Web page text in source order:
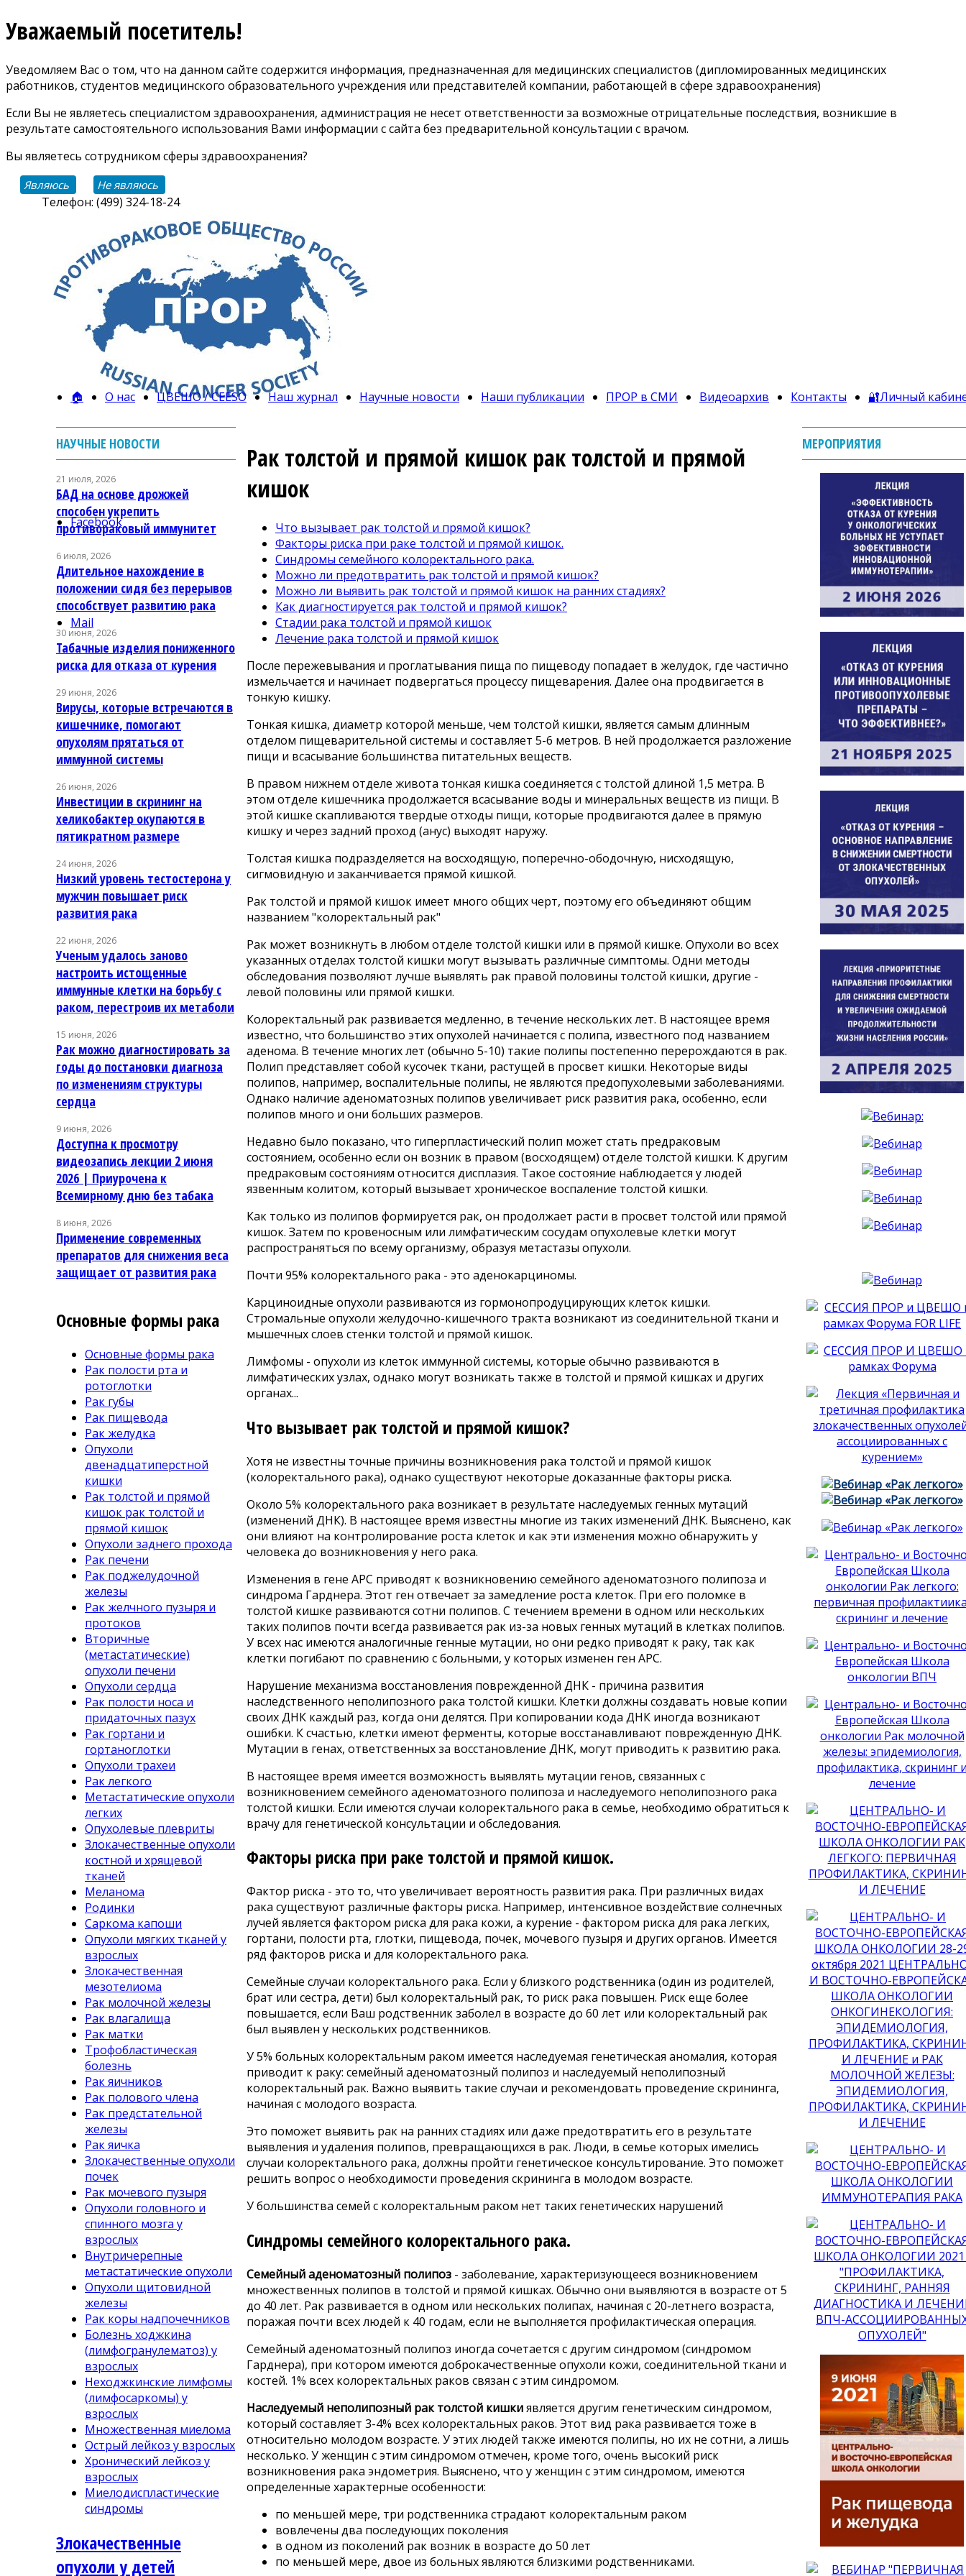
Уважаемый посетитель!
Уведомляем Вас о том, что на данном сайте содержится информация, предназначенная для медицинских специалистов (дипломированных медицинских
работников, студентов медицинского образовательного учреждения или представителей компании, работающей в сфере здравоохранения)
Если Вы не являетесь специалистом здравоохранения, администрация не несет ответственности за возможные отрицательные последствия, возникшие в
результате самостоятельного использования Вами информации с сайта без предварительной консультации с врачом.
Вы являетесь сотрудником сферы здравоохранения?
Являюсь Не являюсь
Телефон: (499) 324-18-24
Facebook
Mail
🏠 О нас ЦВЕШО / CEESO Наш журнал Научные новости Наши публикации ПРОР в СМИ Видеоархив Контакты 🔐Личный
Рак толстой и прямой кишок рак толстой и прямой
кишок
Что вызывает рак толстой и прямой кишок?
Факторы риска при раке толстой и прямой кишок.
Синдромы семейного колоректального рака.
Можно ли предотвратить рак толстой и прямой кишок?
Можно ли выявить рак толстой и прямой кишок на ранних стадиях?
Как диагностируется рак толстой и прямой кишок?
Стадии рака толстой и прямой кишок
Лечение рака толстой и прямой кишок
После пережевывания и проглатывания пища по пищеводу попадает в желудок, где частично
измельчается и начинает подвергаться процессу пищеварения. Далее она продвигается в
тонкую кишку.
Тонкая кишка, диаметр которой меньше, чем толстой кишки, является самым длинным
отделом пищеварительной системы и составляет 5-6 метров. В ней продолжается разложение
пищи и всасывание большинства питательных веществ.
В правом нижнем отделе живота тонкая кишка соединяется с толстой длиной 1,5 метра. В
этом отделе кишечника продолжается всасывание воды и минеральных веществ из пищи. В
этой кишке скапливаются твердые отходы пищи, которые продвигаются далее в прямую
кишку и через задний проход (анус) выходят наружу.
Толстая кишка подразделяется на восходящую, поперечно-ободочную, нисходящую,
сигмовидную и заканчивается прямой кишкой.
Рак толстой и прямой кишок имеет много общих черт, поэтому его объединяют общим
названием "колоректальный рак"
Рак может возникнуть в любом отделе толстой кишки или в прямой кишке. Опухоли во всех
указанных отделах толстой кишки могут вызывать различные симптомы. Одни методы
обследования позволяют лучше выявлять рак правой половины толстой кишки, другие -
левой половины или прямой кишки.
Колоректальный рак развивается медленно, в течение нескольких лет. В настоящее время
известно, что большинство этих опухолей начинается с полипа, известного под названием
аденома. В течение многих лет (обычно 5-10) такие полипы постепенно перерождаются в рак.
Полип представляет собой кусочек ткани, растущей в просвет кишки. Некоторые виды
полипов, например, воспалительные полипы, не являются предопухолевыми заболеваниями.
Однако наличие аденоматозных полипов увеличивает риск развития рака, особенно, если
полипов много и они больших размеров.
Недавно было показано, что гиперпластический полип может стать предраковым
состоянием, особенно если он возник в правом (восходящем) отделе толстой кишки. К другим
предраковым состояниям относится дисплазия. Такое состояние наблюдается у людей
язвенным колитом, который вызывает хроническое воспаление толстой кишки.
Как только из полипов формируется рак, он продолжает расти в просвет толстой или прямой
кишок. Затем по кровеносным или лимфатическим сосудам опухолевые клетки могут
распространяться по всему организму, образуя метастазы опухоли.
Почти 95% колоректального рака - это аденокарциномы.
Карциноидные опухоли развиваются из гормонопродуцирующих клеток кишки.
Стромальные опухоли желудочно-кишечного тракта возникают из соединительной ткани и
мышечных слоев стенки толстой и прямой кишок.
Лимфомы - опухоли из клеток иммунной системы, которые обычно развиваются в
лимфатических узлах, однако могут возникать также в толстой и прямой кишках и других
органах...
Что вызывает рак толстой и прямой кишок?
Хотя не известны точные причины возникновения рака толстой и прямой кишок
(колоректального рака), однако существуют некоторые доказанные факторы риска.
Около 5% колоректального рака возникает в результате наследуемых генных мутаций
(изменений ДНК). В настоящее время известны многие из таких изменений ДНК. Выяснено, как
они влияют на контролирование роста клеток и как эти изменения можно обнаружить у
человека до возникновения у него рака.
Изменения в гене АРС приводят к возникновению семейного аденоматозного полипоза и
синдрома Гарднера. Этот ген отвечает за замедление роста клеток. При его поломке в
толстой кишке развиваются сотни полипов. С течением времени в одном или нескольких
таких полипов почти всегда развивается рак из-за новых генных мутаций в клетках полипов.
У всех нас имеются аналогичные генные мутации, но они редко приводят к раку, так как
клетки погибают по сравнению с больными, у которых изменен ген АРС.
Нарушение механизма восстановления поврежденной ДНК - причина развития
наследственного неполипозного рака толстой кишки. Клетки должны создавать новые копии
своих ДНК каждый раз, когда они делятся. При копировании кода ДНК иногда возникают
ошибки. К счастью, клетки имеют ферменты, которые восстанавливают поврежденную ДНК.
Мутации в генах, ответственных за восстановление ДНК, могут приводить к развитию рака.
В настоящее время имеется возможность выявлять мутации генов, связанных с
возникновением семейного аденоматозного полипоза и наследуемого неполипозного рака
толстой кишки. Если имеются случаи колоректального рака в семье, необходимо обратиться к
врачу для генетической консультации и обследования.
Факторы риска при раке толстой и прямой кишок.
Фактор риска - это то, что увеличивает вероятность развития рака. При различных видах
рака существуют различные факторы риска. Например, интенсивное воздействие солнечных
лучей является фактором риска для рака кожи, а курение - фактором риска для рака легких,
гортани, полости рта, глотки, пищевода, почек, мочевого пузыря и других органов. Имеется
ряд факторов риска и для колоректального рака.
Семейные случаи колоректального рака. Если у близкого родственника (один из родителей,
брат или сестра, дети) был колоректальный рак, то риск рака повышен. Риск еще более
повышается, если Ваш родственник заболел в возрасте до 60 лет или колоректальный рак
был выявлен у нескольких родственников.
У 5% больных колоректальным раком имеется наследуемая генетическая аномалия, которая
приводит к раку: семейный аденоматозный полипоз и наследуемый неполипозный
колоректальный рак. Важно выявить такие случаи и рекомендовать проведение скрининга,
начиная с молодого возраста.
Это поможет выявить рак на ранних стадиях или даже предотвратить его в результате
выявления и удаления полипов, превращающихся в рак. Люди, в семье которых имелись
случаи колоректального рака, должны пройти генетическое консультирование. Это поможет
решить вопрос о необходимости проведения скрининга в молодом возрасте.
У большинства семей с колоректальным раком нет таких генетических нарушений
Синдромы семейного колоректального рака.
Семейный аденоматозный полипоз - заболевание, характеризующееся возникновением
множественных полипов в толстой и прямой кишках. Обычно они выявляются в возрасте от 5
до 40 лет. Рак развивается в одном или нескольких полипах, начиная с 20-летнего возраста,
поражая почти всех людей к 40 годам, если не выполняется профилактическая операция.
Семейный аденоматозный полипоз иногда сочетается с другим синдромом (синдромом
Гарднера), при котором имеются доброкачественные опухоли кожи, соединительной ткани и
костей. 1% всех колоректальных раков связан с этим синдромом.
Наследуемый неполипозный рак толстой кишкиявляется другим генетическим синдромом,
который составляет 3-4% всех колоректальных раков. Этот вид рака развивается тоже в
относительно молодом возрасте. У этих людей также имеются полипы, но их не сотни, а лишь
несколько. У женщин с этим синдромом отмечен, кроме того, очень высокий риск
возникновения рака эндометрия. Выяснено, что у женщин с этим синдромом, имеются
определенные характерные особенности:
по меньшей мере, три родственника страдают колоректальным раком
вовлечены два последующих поколения
в одном из поколений рак возник в возрасте до 50 лет
по меньшей мере, двое из больных являются близкими родственниками.
НАУЧНЫЕ НОВОСТИ
21 июля, 2026
БАД на основе дрожжей
способен укрепить
противораковый иммунитет
6 июля, 2026
Длительное нахождение в
положении сидя без перерывов
способствует развитию рака
30 июня, 2026
Табачные изделия пониженного
риска для отказа от курения
29 июня, 2026
Вирусы, которые встречаются в
кишечнике, помогают
опухолям прятаться от
иммунной системы
26 июня, 2026
Инвестиции в скрининг на
хеликобактер окупаются в
пятикратном размере
24 июня, 2026
Низкий уровень тестостерона у
мужчин повышает риск
развития рака
22 июня, 2026
Ученым удалось заново
настроить истощенные
иммунные клетки на борьбу с
раком, перестроив их метаболи
15 июня, 2026
Рак можно диагностировать за
годы до постановки диагноза
по изменениям структуры
сердца
9 июня, 2026
Доступна к просмотру
видеозапись лекции 2 июня
2026 | Приурочена к
Всемирному дню без табака
8 июня, 2026
Применение современных
препаратов для снижения веса
защищает от развития рака
Основные формы рака
Основные формы рака
Рак полости рта и
ротоглотки
Рак губы
Рак пищевода
Рак желудка
Опухоли
двенадцатиперстной
кишки
Рак толстой и прямой
кишок рак толстой и
прямой кишок
Опухоли заднего прохода
Рак печени
Рак поджелудочной
железы
Рак желчного пузыря и
протоков
Вторичные
(метастатические)
опухоли печени
Опухоли сердца
Рак полости носа и
придаточных пазух
Рак гортани и
гортаноглотки
Опухоли трахеи
Рак легкого
Метастатические опухоли
легких
Опухолевые плевриты
Злокачественные опухоли
костной и хрящевой
тканей
Меланома
Родинки
Саркома капоши
Опухоли мягких тканей у
взрослых
Злокачественная
мезотелиома
Рак молочной железы
Рак влагалища
Рак матки
Трофобластическая
болезнь
Рак яичников
Рак полового члена
Рак предстательной
железы
Рак яичка
Злокачественные опухоли
почек
Рак мочевого пузыря
Опухоли головного и
спинного мозга у
взрослых
Внутричерепные
метастатические опухоли
Опухоли щитовидной
железы
Рак коры надпочечников
Болезнь ходжкина
(лимфогранулематоз) у
взрослых
Неходжкинские лимфомы
(лимфосаркомы) у
взрослых
Множественная миелома
Острый лейкоз у взрослых
Хронический лейкоз у
взрослых
Миелодиспластические
синдромы
Злокачественные
опухоли у детей
МЕРОПРИЯТИЯ